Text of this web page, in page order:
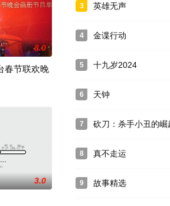
父母关心的是自己
迪则正处在大展身手的好时机。13岁的华盛顿男
8.0
春节联欢晚
节联欢晚会是由金越为总导演的联欢晚会，由
3.0
3 英雄无声
4 金谍行动
5 十九岁2024
6 天钟
7 砍刀：杀手小丑的崛
8 真不走运
9 故事精选